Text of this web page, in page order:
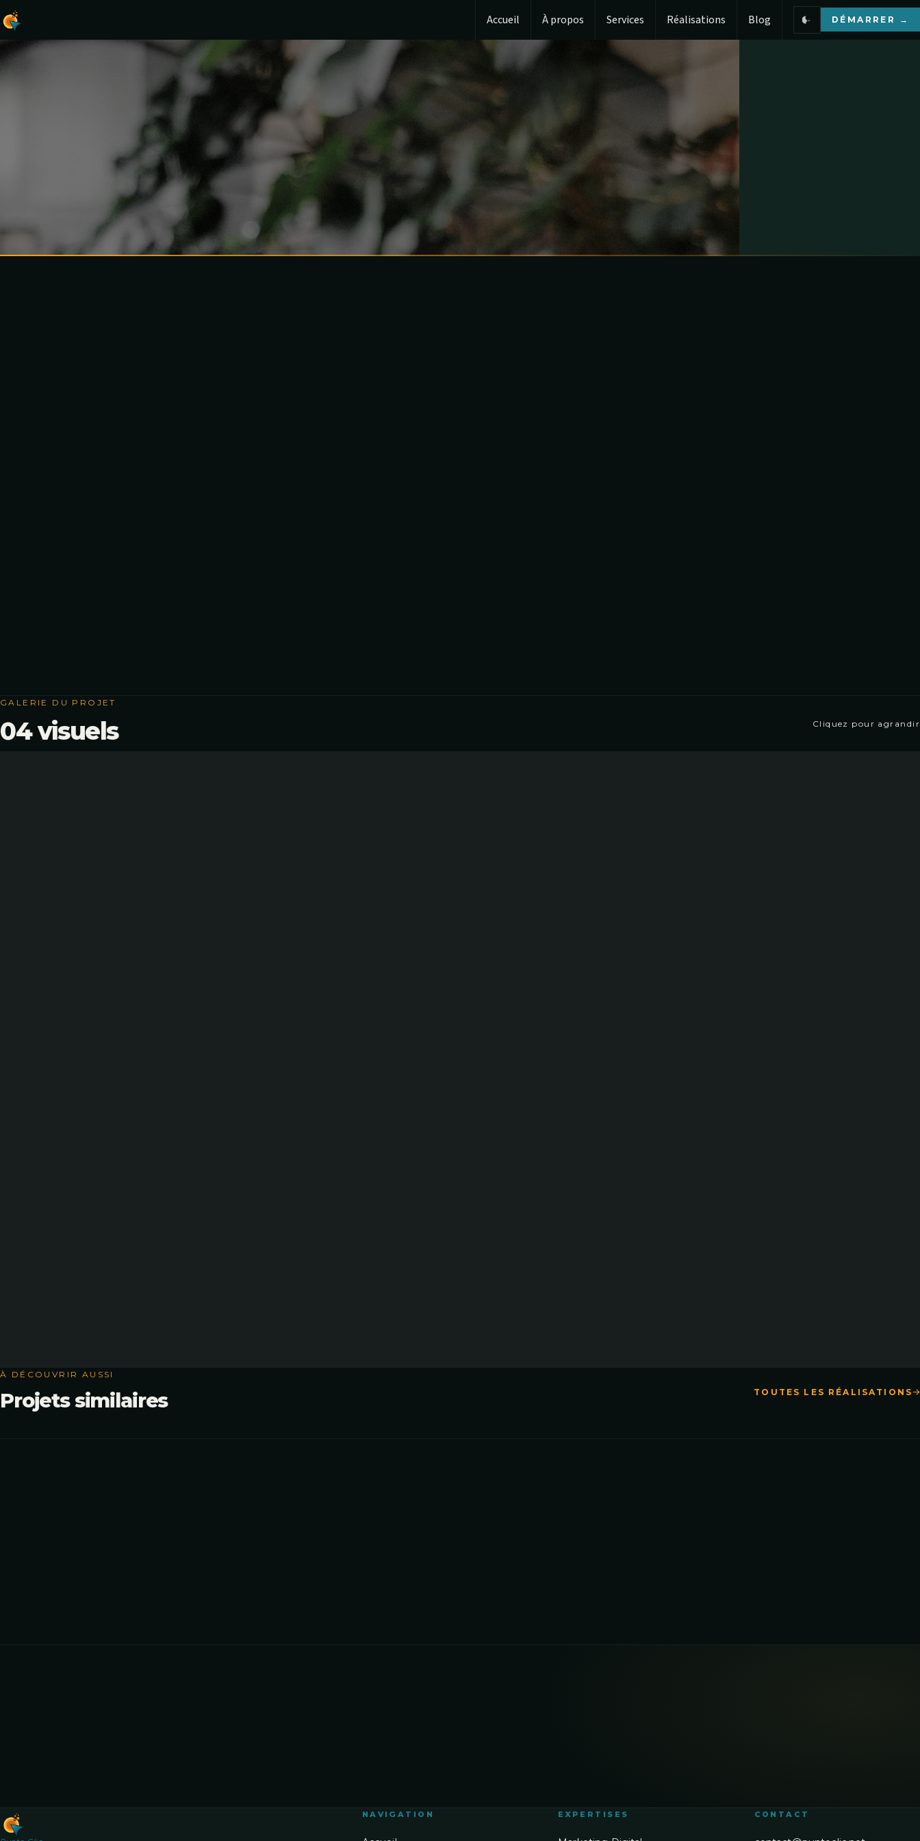
Accueil À propos Services Réalisations Blog DÉMARRER →
GALERIE DU PROJET
04 visuels Cliquez pour agrandir
À DÉCOUVRIR AUSSI
Projets similaires TOUTES LES RÉALISATIONS
NAVIGATION EXPERTISES CONTACT